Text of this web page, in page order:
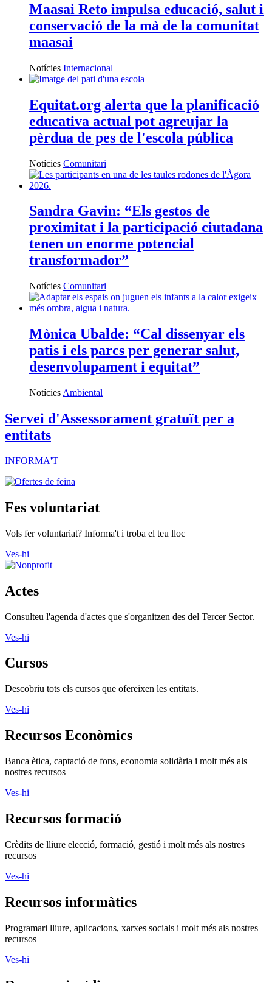
Maasai Reto impulsa educació, salut i
conservació de la mà de la comunitat
maasai
Notícies Internacional
Equitat.org alerta que la planificació
educativa actual pot agreujar la
pèrdua de pes de l'escola pública
Notícies Comunitari
Sandra Gavin: “Els gestos de
proximitat i la participació ciutadana
tenen un enorme potencial
transformador”
Notícies Comunitari
Mònica Ubalde: “Cal dissenyar els
patis i els parcs per generar salut,
desenvolupament i equitat”
Notícies Ambiental
Servei d'Assessorament gratuït per a
entitats
INFORMA'T
Fes voluntariat
Vols fer voluntariat? Informa't i troba el teu lloc
Ves-hi
Actes
Consulteu l'agenda d'actes que s'organitzen des del Tercer Sector.
Ves-hi
Cursos
Descobriu tots els cursos que ofereixen les entitats.
Ves-hi
Recursos Econòmics
Banca ètica, captació de fons, economia solidària i molt més als
nostres recursos
Ves-hi
Recursos formació
Crèdits de lliure elecció, formació, gestió i molt més als nostres
recursos
Ves-hi
Recursos informàtics
Programari lliure, aplicacions, xarxes socials i molt més als nostres
recursos
Ves-hi